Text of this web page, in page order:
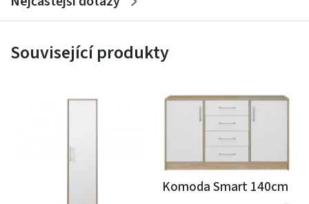
Související produkty
Komoda Smart 140cm